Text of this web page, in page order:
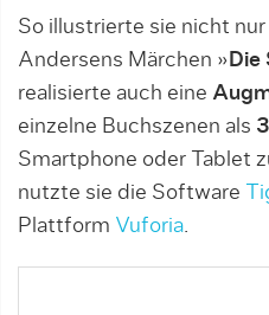
So il­l­us­t­rierte sie nicht
Andersens Mär­chen » Die
realisierte auch ei­ne
ein­zel­­ne Buchszenen als
Smartphone oder Tablet
nutz­te sie die Software
Plattform Vuforia.